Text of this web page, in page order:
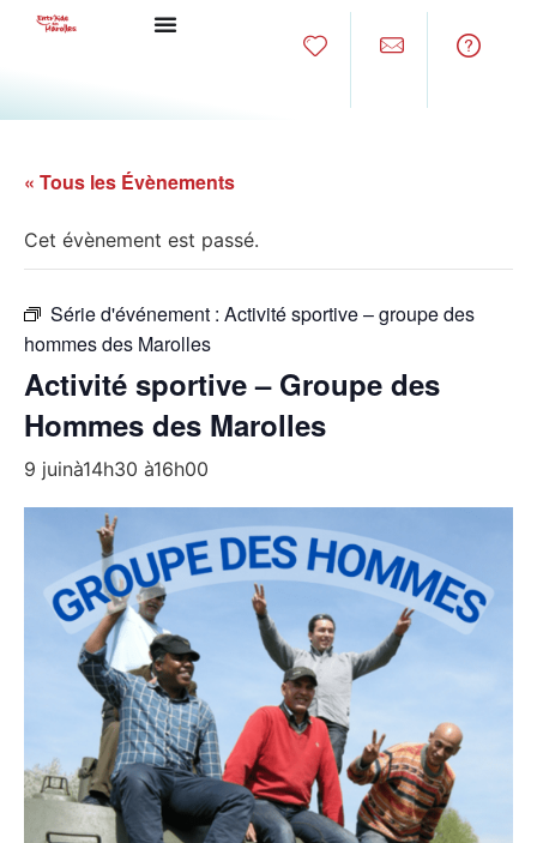
« Tous les Évènements
Cet évènement est passé.
Série d'événement : Activité sportive – groupe des
hommes des Marolles
Activité sportive – Groupe des
Hommes des Marolles
9 juinà14h30 à16h00